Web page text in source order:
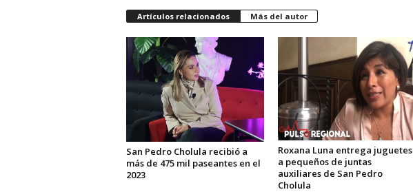
Artículos relacionados Más del autor
San Pedro Cholula recibió a
más de 475 mil paseantes en el
2023
Roxana Luna entrega juguetes
a pequeños de juntas
auxiliares de San Pedro
Cholula